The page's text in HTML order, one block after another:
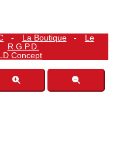
La Boutique
Le
R.G.P.D.
Concept